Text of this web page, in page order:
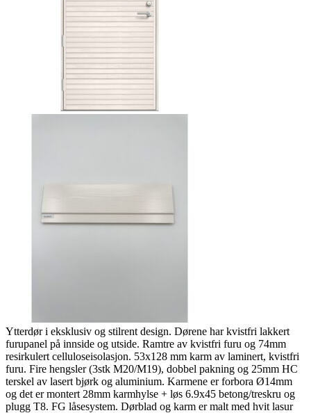
Ytterdør i eksklusiv og stilrent design. Dørene har kvistfri lakkert
furupanel på innside og utside. Ramtre av kvistfri furu og 74mm
resirkulert celluloseisolasjon. 53x128 mm karm av laminert, kvistfri
furu. Fire hengsler (3stk M20/M19), dobbel pakning og 25mm HC
terskel av lasert bjørk og aluminium. Karmene er forbora Ø14mm
og det er montert 28mm karmhylse + løs 6.9x45 betong/treskru og
plugg T8. FG låsesystem. Dørblad og karm er malt med hvit lasur